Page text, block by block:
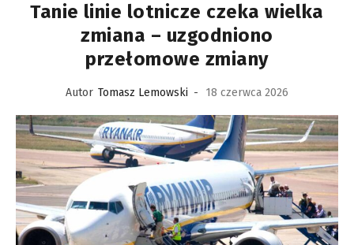
Tanie linie lotnicze czeka wielka
zmiana – uzgodniono
przełomowe zmiany
Autor Tomasz Lemowski - 18 czerwca 2026